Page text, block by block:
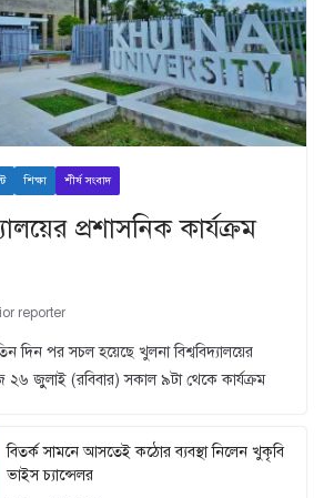
শিক্ষা শীর্ষ সংবাদ
প্রশাসনিক কার্যক্রম
reporter
দিন পর সচল হয়েছে খুলনা বিশ্ববিদ্যালয়ের
২৬ জুুলাই (রবিবার) সকাল ৯টা থেকে কার্যক্রম
বিতর্ক সামনে আসতেই কঠোর ব্যবস্থা নিলেন খুকৃবি
ভাইস চ্যান্সেলর